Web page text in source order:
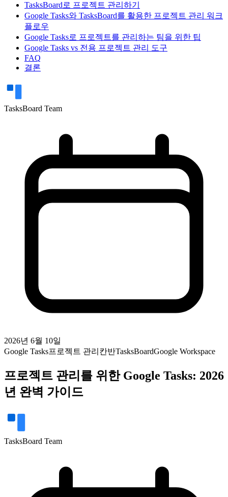
TasksBoard로 프로젝트 관리하기
Google Tasks와 TasksBoard를 활용한 프로젝트 관리 워크
플로우
Google Tasks로 프로젝트를 관리하는 팀을 위한 팁
Google Tasks vs 전용 프로젝트 관리 도구
FAQ
결론
TasksBoard Team
2026년 6월 10일
Google Tasks프로젝트 관리 칸반TasksBoardGoogle Workspace
프로젝트 관리를 위한 Google Tasks: 2026
년 완벽 가이드
TasksBoard Team